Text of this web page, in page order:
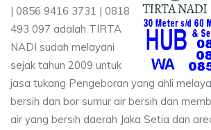
| 0856 9416 3731 | 0818
493 097 adalah TIRTA
NADI sudah melayani
sejak tahun 2009 untuk
jasa tukang Pengeboran yang ahli
bersih dan bor sumur air bersih dan
air yang bersih daerah Jaka Setia dan